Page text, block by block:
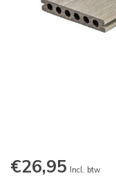
€26,95 Incl. btw